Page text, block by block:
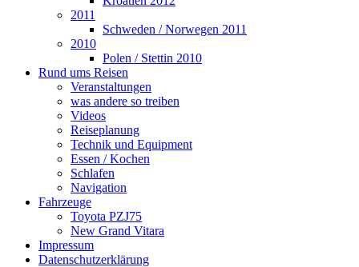
2011
Schweden / Norwegen 2011
2010
Polen / Stettin 2010
Rund ums Reisen
Veranstaltungen
was andere so treiben
Videos
Reiseplanung
Technik und Equipment
Essen / Kochen
Schlafen
Navigation
Fahrzeuge
Toyota PZJ75
New Grand Vitara
Impressum
Datenschutzerklärung